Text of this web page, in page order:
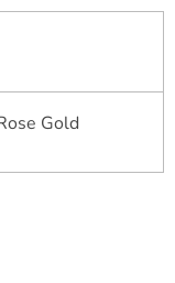
Gold